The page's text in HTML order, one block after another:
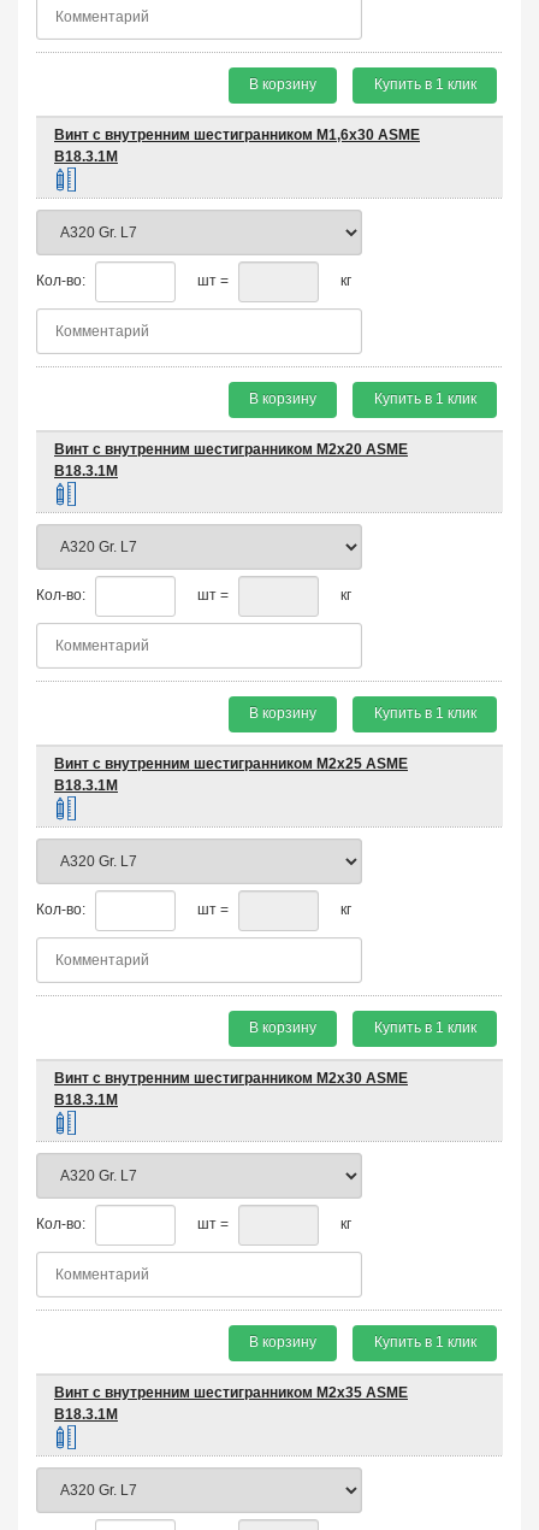
В корзину Купить в 1 клик
Винт с внутренним шестигранником М1,6х30 ASME
B18.3.1M
Кол-во: шт = кг
В корзину Купить в 1 клик
Винт с внутренним шестигранником М2х20 ASME
B18.3.1M
Кол-во: шт = кг
В корзину Купить в 1 клик
Винт с внутренним шестигранником М2х25 ASME
B18.3.1M
Кол-во: шт = кг
В корзину Купить в 1 клик
Винт с внутренним шестигранником М2х30 ASME
B18.3.1M
Кол-во: шт = кг
В корзину Купить в 1 клик
Винт с внутренним шестигранником М2х35 ASME
B18.3.1M